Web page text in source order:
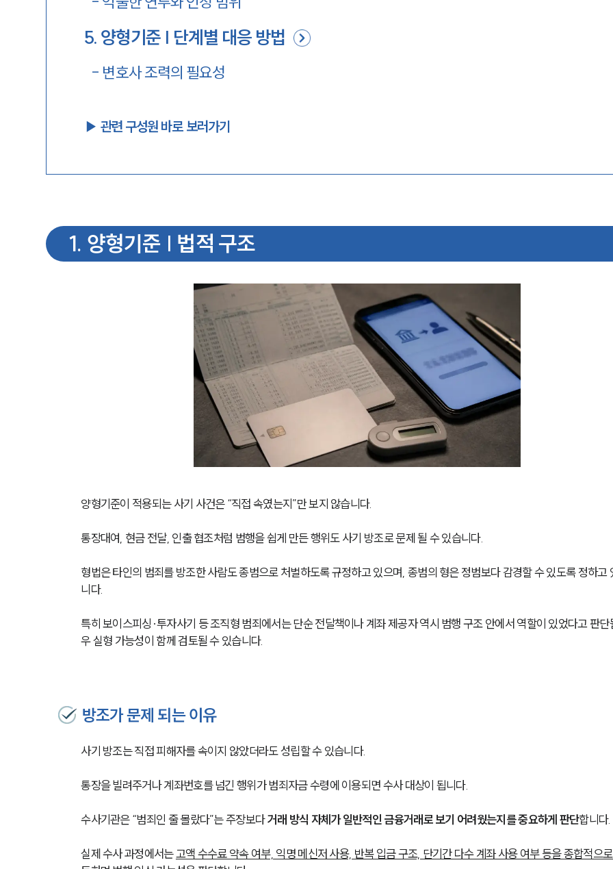
5. 양형기준 | 단계별 대응 방법
- 변호사 조력의 필요성
▶︎ 관련 구성원 바로 보러가기
1. 양형기준 | 법적 구조
양형기준이 적용되는 사기 사건은 “직접 속였는지”만 보지 않습니다.
통장대여, 현금 전달, 인출 협조처럼 범행을 쉽게 만든 행위도 사기 방조로 문제 될 수 있습니다.
형법은 타인의 범죄를 방조한 사람도 종범으로 처벌하도록 규정하고 있으며, 종범의 형은 정범보다 감경할 수 있도록 정하고
니다.
특히 보이스피싱·투자사기 등 조직형 범죄에서는 단순 전달책이나 계좌 제공자 역시 범행 구조 안에서 역할이 있었다고 판단
우 실형 가능성이 함께 검토될 수 있습니다.
방조가 문제 되는 이유
사기 방조는 직접 피해자를 속이지 않았더라도 성립할 수 있습니다.
통장을 빌려주거나 계좌번호를 넘긴 행위가 범죄자금 수령에 이용되면 수사 대상이 됩니다.
수사기관은 “범죄인 줄 몰랐다”는 주장보다 거래 방식 자체가 일반적인 금융거래로 보기 어려웠는지를 중요하게 판단합니다.
실제 수사 과정에서는 고액 수수료 약속 여부, 익명 메신저 사용, 반복 입금 구조, 단기간 다수 계좌 사용 여부 등을 종합적으